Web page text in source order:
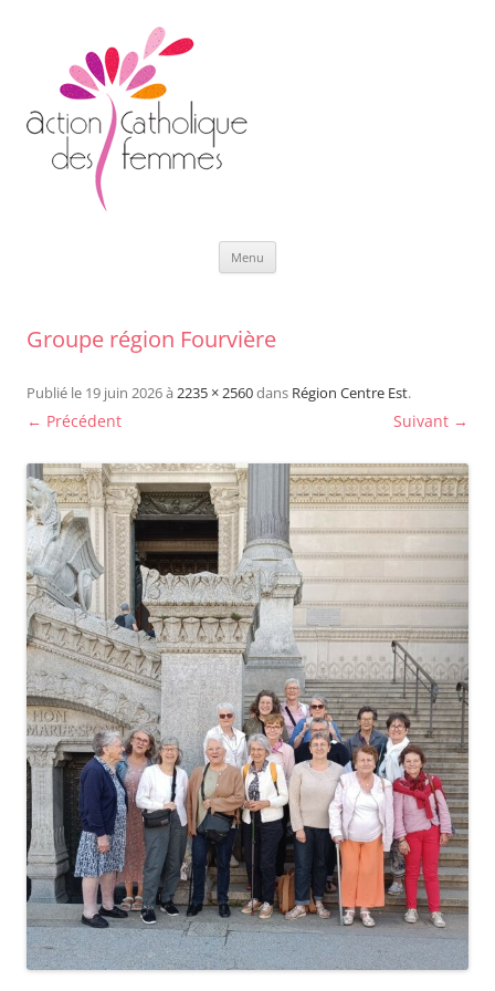
Menu
Groupe région Fourvière
Publié le 19 juin 2026à 2235 × 2560dans Région Centre Est.
← Précédent Suivant →